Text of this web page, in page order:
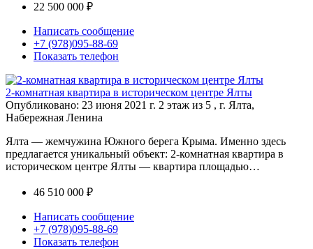
22 500 000 ₽
Написать сообщение
+7 (978)095-88-69
Показать телефон
2-комнатная квартира в историческом центре Ялты
Опубликовано: 23 июня 2021 г. 2 этаж из 5 , г. Ялта,
Набережная Ленина
Ялта — жемчужина Южного берега Крыма. Именно здесь
предлагается уникальный объект: 2-комнатная квартира в
историческом центре Ялты — квартира площадью…
46 510 000 ₽
Написать сообщение
+7 (978)095-88-69
Показать телефон